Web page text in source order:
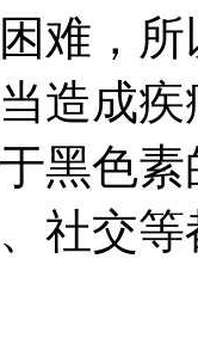
难，
造成
黑色
社交